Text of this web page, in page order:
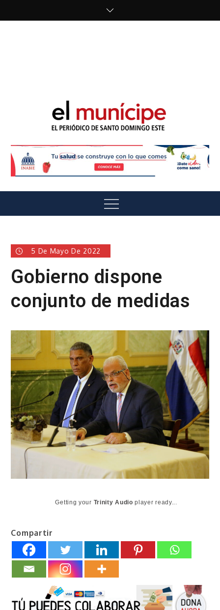
El Munícipe
Menu
5 De Mayo De 2022
Gobierno dispone
conjunto de medidas
Getting your Trinity Audio player ready...
Compartir